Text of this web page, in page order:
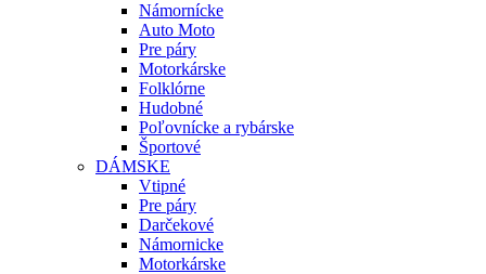
Námornícke
Auto Moto
Pre páry
Motorkárske
Folklórne
Hudobné
Poľovnícke a rybárske
Športové
DÁMSKE
Vtipné
Pre páry
Darčekové
Námornicke
Motorkárske